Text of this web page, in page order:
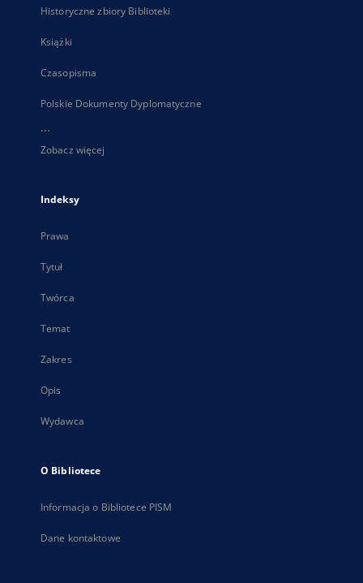
Historyczne zbiory Biblioteki
Książki
Czasopisma
Polskie Dokumenty Dyplomatyczne
...
Zobacz więcej
Indeksy
Prawa
Tytuł
Twórca
Temat
Zakres
Opis
Wydawca
O Bibliotece
Informacja o Bibliotece PISM
Dane kontaktowe